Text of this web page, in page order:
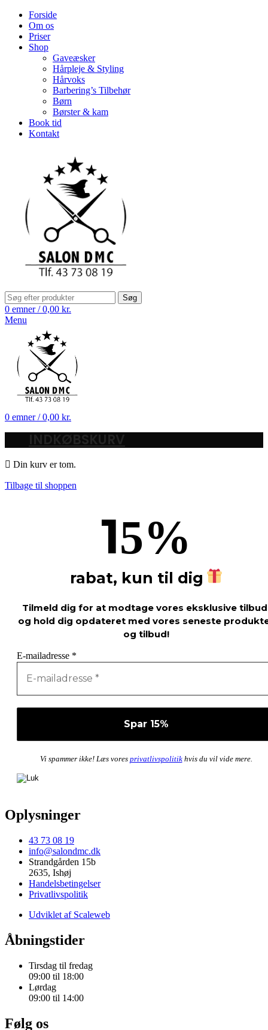
Forside
Om os
Priser
Shop
Gaveæsker
Hårpleje & Styling
Hårvoks
Barbering’s Tilbehør
Børn
Børster & kam
Book tid
Kontakt
Søg
0 emner / 0,00 kr.
Menu
0 emner / 0,00 kr.
INDKØBSKURV
Din kurv er tom.
Tilbage til shoppen
15%
rabat, kun til dig
Tilmeld dig for at modtage vores eksklusive
og hold dig opdateret med vores seneste
og tilbud!
E-mailadresse *
Vi spammer ikke! Læs vores privatlivspolitikhvis du vil vide mere.
Oplysninger
43 73 08 19
info@salondmc.dk
Strandgården 15b
2635, Ishøj
Handelsbetingelser
Privatlivspolitik
Udviklet af Scaleweb
Åbningstider
Tirsdag til fredag
09:00 til 18:00
Lørdag
09:00 til 14:00
Følg os